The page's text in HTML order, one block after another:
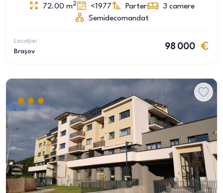
72.00 m2 <1977 Parter 3 camere
Semidecomandat
Locație:
Brașov
98 000